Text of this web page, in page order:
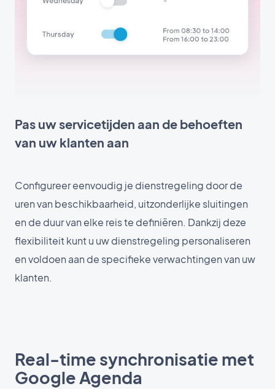
Pas uw servicetijden aan de behoeften
van uw klanten aan
Configureer eenvoudig je dienstregeling door de
uren van beschikbaarheid, uitzonderlijke sluitingen
en de duur van elke reis te definiëren. Dankzij deze
flexibiliteit kunt u uw dienstregeling personaliseren
en voldoen aan de specifieke verwachtingen van uw
klanten.
Real-time synchronisatie met
Google Agenda